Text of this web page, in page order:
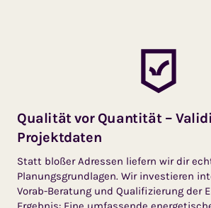
Qualität vor Quantität –
Projektdaten
Statt bloßer Adressen liefern wir dir
Planungsgrundlagen. Wir investieren
Vorab-Beratung und Qualifizierung der